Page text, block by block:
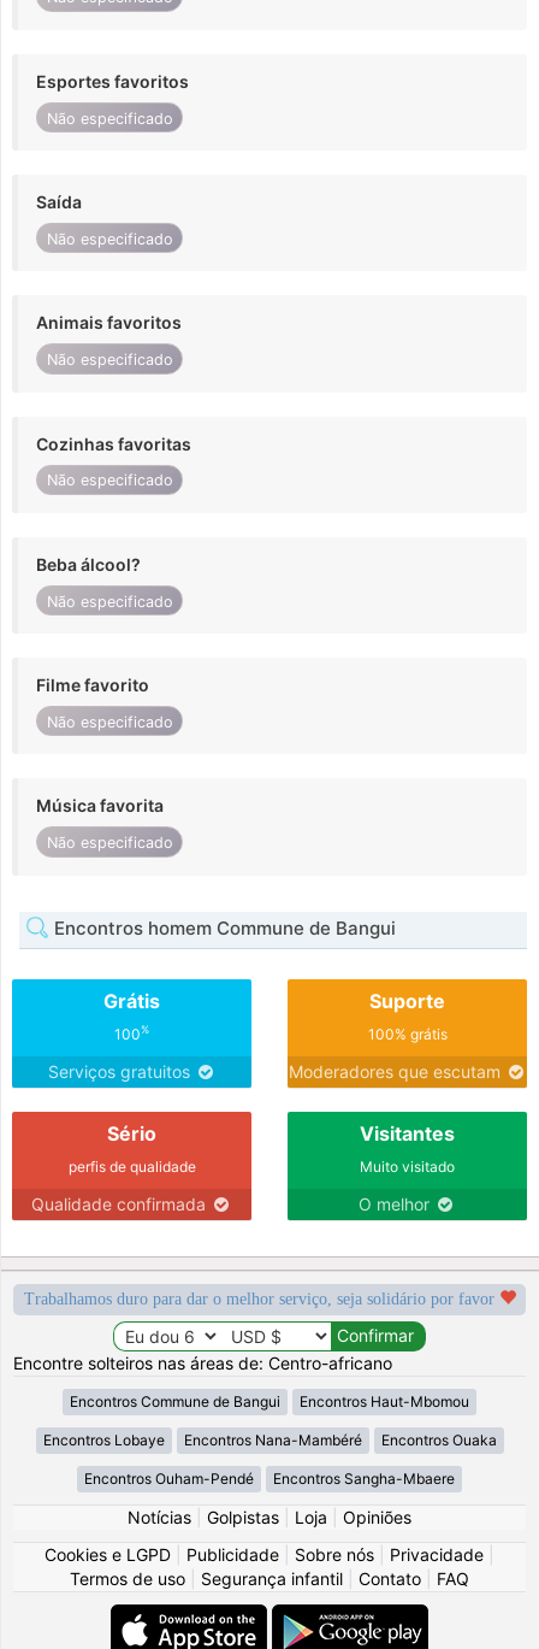
Esportes favoritos
Não especificado
Saída
Não especificado
Animais favoritos
Não especificado
Cozinhas favoritas
Não especificado
Beba álcool?
Não especificado
Filme favorito
Não especificado
Música favorita
Não especificado
Encontros homem Commune de Bangui
Grátis
100%
Serviços gratuitos
Suporte
100% grátis
Moderadores que escutam
Sério
perfis de qualidade
Qualidade confirmada
Visitantes
Muito visitado
O melhor
Trabalhamos duro para dar o melhor serviço, seja solidário por favor
Encontre solteiros nas áreas de: Centro-africano
Encontros Commune de Bangui Encontros Haut-Mbomou
Encontros Lobaye Encontros Nana-Mambéré Encontros Ouaka
Encontros Ouham-Pendé Encontros Sangha-Mbaere
Notícias Golpistas Loja
Opiniões
Cookies e LGPD
Publicidade Sobre nós Privacidade
Termos de uso
Segurança infantil Contato FAQ